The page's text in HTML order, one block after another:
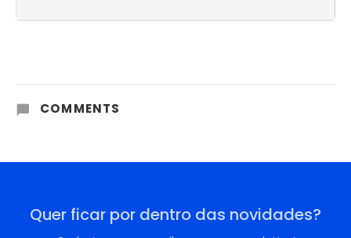
COMMENTS
Quer ficar por dentro das novidades?